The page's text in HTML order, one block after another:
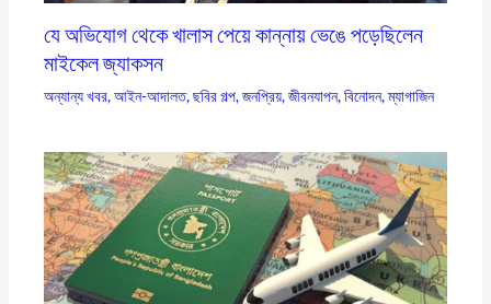
যে অভিযোগ থেকে খালাস পেয়ে কান্নায় ভেঙে পড়েছিলেন
মাইকেল জ্যাকসন
অন্যান্য খবর,আইন-আদালত,ছবির গল্প,জনপ্রিয়,জীবনযাপন,বিনোদন,ম্যাগাজিন